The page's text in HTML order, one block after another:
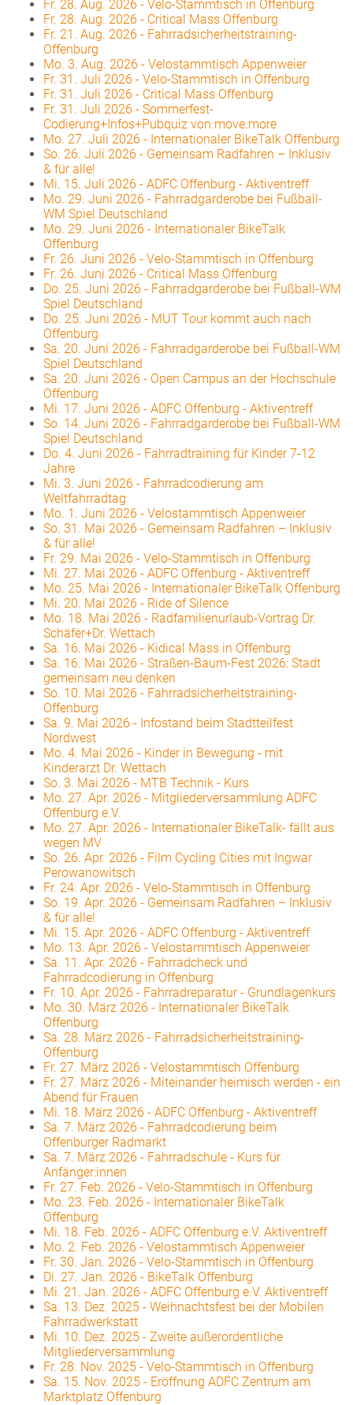
Fr. 28. Aug. 2026 - Velo-Stammtisch in Offenburg
Fr. 28. Aug. 2026 - Critical Mass Offenburg
Fr. 21. Aug. 2026 - Fahrradsicherheitstraining-
Offenburg
Mo. 3. Aug. 2026 - Velostammtisch Appenweier
Fr. 31. Juli 2026 - Velo-Stammtisch in Offenburg
Fr. 31. Juli 2026 - Critical Mass Offenburg
Fr. 31. Juli 2026 - Sommerfest-
Codierung+Infos+Pubquiz von move.more
Mo. 27. Juli 2026 - Internationaler BikeTalk Offenburg
So. 26. Juli 2026 - Gemeinsam Radfahren – Inklusiv
& für alle!
Mi. 15. Juli 2026 - ADFC Offenburg - Aktiventreff
Mo. 29. Juni 2026 - Fahrradgarderobe bei Fußball-
WM Spiel Deutschland
Mo. 29. Juni 2026 - Internationaler BikeTalk
Offenburg
Fr. 26. Juni 2026 - Velo-Stammtisch in Offenburg
Fr. 26. Juni 2026 - Critical Mass Offenburg
Do. 25. Juni 2026 - Fahrradgarderobe bei Fußball-WM
Spiel Deutschland
Do. 25. Juni 2026 - MUT Tour kommt auch nach
Offenburg
Sa. 20. Juni 2026 - Fahrradgarderobe bei Fußball-WM
Spiel Deutschland
Sa. 20. Juni 2026 - Open Campus an der Hochschule
Offenburg
Mi. 17. Juni 2026 - ADFC Offenburg - Aktiventreff
So. 14. Juni 2026 - Fahrradgarderobe bei Fußball-WM
Spiel Deutschland
Do. 4. Juni 2026 - Fahrradtraining für Kinder 7-12
Jahre
Mi. 3. Juni 2026 - Fahrradcodierung am
Weltfahrradtag
Mo. 1. Juni 2026 - Velostammtisch Appenweier
So. 31. Mai 2026 - Gemeinsam Radfahren – Inklusiv
& für alle!
Fr. 29. Mai 2026 - Velo-Stammtisch in Offenburg
Mi. 27. Mai 2026 - ADFC Offenburg - Aktiventreff
Mo. 25. Mai 2026 - Internationaler BikeTalk Offenburg
Mi. 20. Mai 2026 - Ride of Silence
Mo. 18. Mai 2026 - Radfamilienurlaub-Vortrag Dr.
Schäfer+Dr. Wettach
Sa. 16. Mai 2026 - Kidical Mass in Offenburg
Sa. 16. Mai 2026 - Straßen-Baum-Fest 2026: Stadt
gemeinsam neu denken
So. 10. Mai 2026 - Fahrradsicherheitstraining-
Offenburg
Sa. 9. Mai 2026 - Infostand beim Stadtteilfest
Nordwest
Mo. 4. Mai 2026 - Kinder in Bewegung - mit
Kinderarzt Dr. Wettach
So. 3. Mai 2026 - MTB Technik - Kurs
Mo. 27. Apr. 2026 - Mitgliederversammlung ADFC
Offenburg e.V.
Mo. 27. Apr. 2026 - Internationaler BikeTalk- fällt aus
wegen MV
So. 26. Apr. 2026 - Film Cycling Cities mit Ingwar
Perowanowitsch
Fr. 24. Apr. 2026 - Velo-Stammtisch in Offenburg
So. 19. Apr. 2026 - Gemeinsam Radfahren – Inklusiv
& für alle!
Mi. 15. Apr. 2026 - ADFC Offenburg - Aktiventreff
Mo. 13. Apr. 2026 - Velostammtisch Appenweier
Sa. 11. Apr. 2026 - Fahrradcheck und
Fahrradcodierung in Offenburg
Fr. 10. Apr. 2026 - Fahrradreparatur - Grundlagenkurs
Mo. 30. März 2026 - Internationaler BikeTalk
Offenburg
Sa. 28. März 2026 - Fahrradsicherheitstraining-
Offenburg
Fr. 27. März 2026 - Velostammtisch Offenburg
Fr. 27. März 2026 - Miteinander heimisch werden - ein
Abend für Frauen
Mi. 18. März 2026 - ADFC Offenburg - Aktiventreff
Sa. 7. März 2026 - Fahrradcodierung beim
Offenburger Radmarkt
Sa. 7. März 2026 - Fahrradschule - Kurs für
Anfänger:innen
Fr. 27. Feb. 2026 - Velo-Stammtisch in Offenburg
Mo. 23. Feb. 2026 - Internationaler BikeTalk
Offenburg
Mi. 18. Feb. 2026 - ADFC Offenburg e.V. Aktiventreff
Mo. 2. Feb. 2026 - Velostammtisch Appenweier
Fr. 30. Jan. 2026 - Velo-Stammtisch in Offenburg
Di. 27. Jan. 2026 - BikeTalk Offenburg
Mi. 21. Jan. 2026 - ADFC Offenburg e.V. Aktiventreff
Sa. 13. Dez. 2025 - Weihnachtsfest bei der Mobilen
Fahrradwerkstatt
Mi. 10. Dez. 2025 - Zweite außerordentliche
Mitgliederversammlung
Fr. 28. Nov. 2025 - Velo-Stammtisch in Offenburg
Sa. 15. Nov. 2025 - Eröffnung ADFC Zentrum am
Marktplatz Offenburg